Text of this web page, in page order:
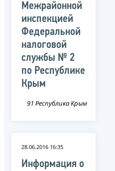
Межрайонной
инспекцией
Федеральной
налоговой
службы № 2
по Республике
Крым
91 Республика Крым
28.06.2016 16:35
Информация о